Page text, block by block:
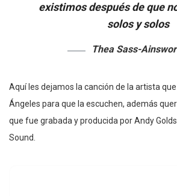
existimos después de que
solos y solos
Thea Sass-
Aquí les dejamos la canción de la artista
Ángeles para que la escuchen, además
que fue grabada y producida por Andy
Sound.